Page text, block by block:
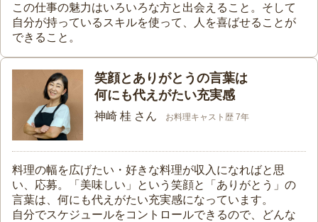
この仕事の魅力はいろいろな方と出会えること。そして
自分が持っているスキルを使って、人を喜ばせることが
できること。
笑顔とありがとうの言葉は
何にも代えがたい充実感
神崎 桂 さん お料理キャスト歴 7年
料理の幅を広げたい・好きな料理が収入になればと思
い、応募。「美味しい」という笑顔と「ありがとう」の
言葉は、何にも代えがたい充実感になっています。
自分でスケジュールをコントロールできるので、どんな